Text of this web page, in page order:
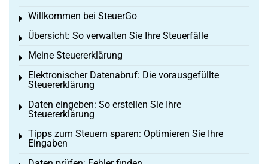
Willkommen bei SteuerGo
Toggle menu
Übersicht: So verwalten Sie Ihre Steuerfälle
Toggle menu
Meine Steuererklärung
Toggle menu
Elektronischer Datenabruf: Die vorausgefüllte
Steuererklärung
Toggle menu
Daten eingeben: So erstellen Sie Ihre
Steuererklärung
Toggle menu
Tipps zum Steuern sparen: Optimieren Sie Ihre
Eingaben
Toggle menu